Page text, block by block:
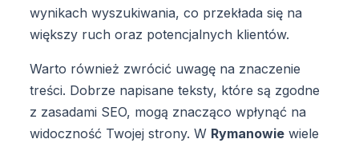
wynikach wyszukiwania, co przekłada się na
większy ruch oraz potencjalnych klientów.
Warto również zwrócić uwagę na znaczenie
treści. Dobrze napisane teksty, które są zgodne
z zasadami SEO, mogą znacząco wpłynąć na
widoczność Twojej strony. W Rymanowie wiele